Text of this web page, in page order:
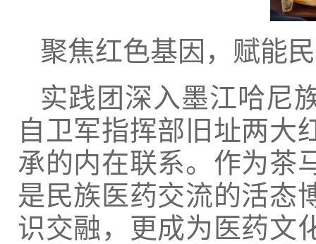
聚焦红色基因，赋能
实践团深入墨江哈尼
自卫军指挥部旧址两大
承的内在联系。作为茶
是民族医药交流的活态
识交融，更成为医药文